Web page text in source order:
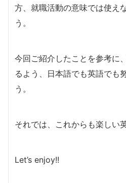
方、就職活動の意味では使え
う。
今回ご紹介したことを参考に
るよう、日本語でも英語でも
う。
それでは、これからも楽しい
Let’s enjoy!!